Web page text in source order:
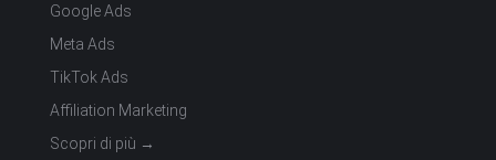
Google Ads
Meta Ads
TikTok Ads
Affiliation Marketing
Scopri di più →